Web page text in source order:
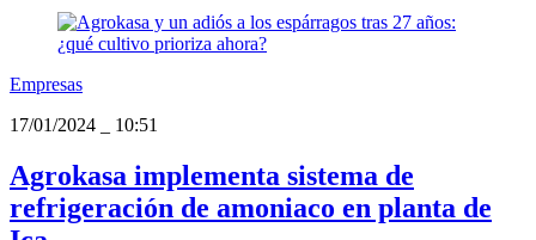
Empresas
17/01/2024
10:51
Agrokasa implementa sistema de
refrigeración de amoniaco en planta de